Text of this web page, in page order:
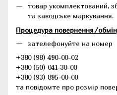
товар укомплектований,
та заводське маркування.
Процедура повернення/
зателефонуйте на номер
+380 (98) 490-00-02
+380 (50) 041-30-00
+380 (93) 895-00-00
та повідомте про розмір